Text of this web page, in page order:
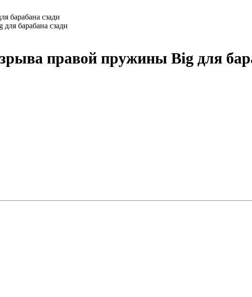
барабана сзади
правой пружины Big для